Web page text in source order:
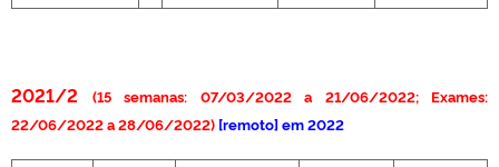
2021/2
(15 semanas: 07/03/2022 a 21/06/2022; Exames:
22/06/2022 a 28/06/2022) [remoto] em 2022